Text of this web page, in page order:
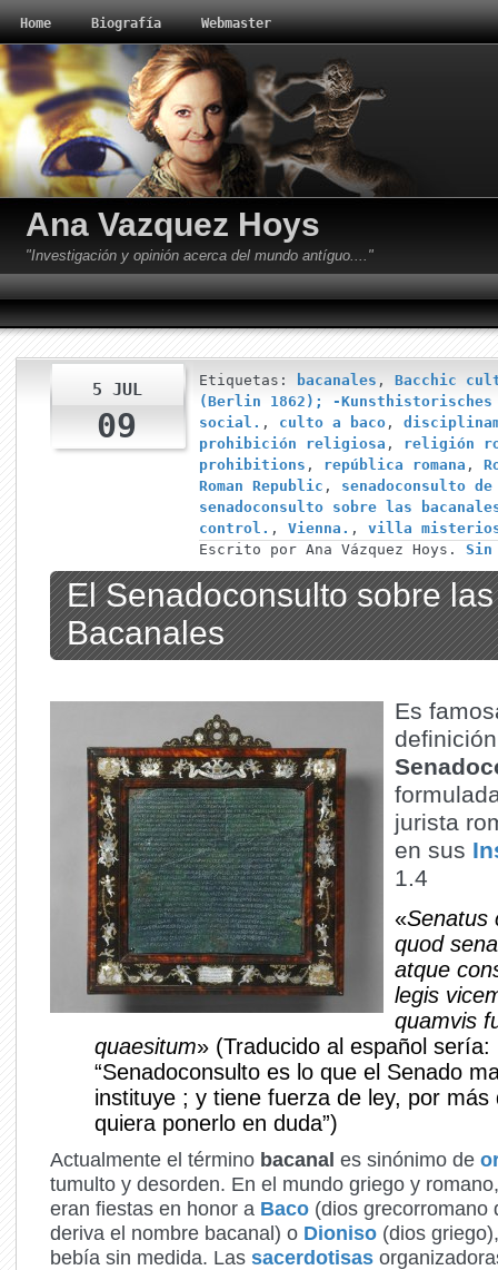
Home Biografía Webmaster
Ana Vazquez Hoys
"Investigación y opinión acerca del mundo antíguo...."
5 JUL
09
Etiquetas: bacanales , Bacchic
(Berlin 1862); -Kunsthistorisches
social. , culto a baco,
prohibición religiosa , religión
prohibitions , república romana ,
Roman Republic , senadoconsulto
senadoconsulto sobre las
control. , Vienna. , villa misterios
Escrito por Ana Vázquez Hoys. Sin
El Senadoconsulto sobre las
Bacanales
Es
jurista
en sus
1.4
«Senatus
quod
atque
legis
quamvis
quaesitum» (Traducido al español sería:
“Senadoconsulto es lo que el Senado
instituye ; y tiene fuerza de ley, por más
quiera ponerlo en duda”)
Actualmente el término bacanal es sinónimo de
tumulto y desorden. En el mundo griego y
eran fiestas en honor a Baco(dios grecorromano
deriva el nombre bacanal) o Dioniso(dios
bebía sin medida. Las sacerdotisas